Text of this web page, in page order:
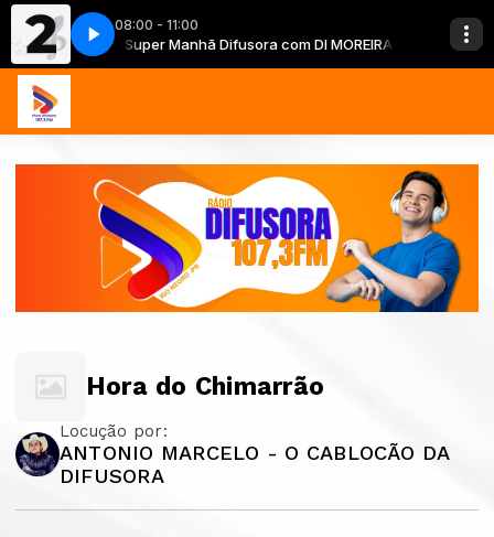
08:00 - 11:00
DI MOREIRA Super Manhã Difusora com DI MOREIRA
Hora do Chimarrão
Locução por:
ANTONIO MARCELO - O CABLOCÃO DA
DIFUSORA